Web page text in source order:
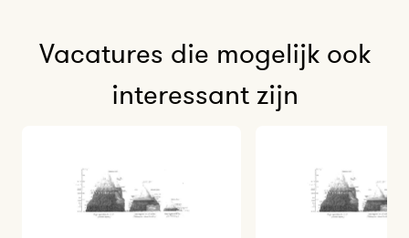
Vacatures die mogelijk ook
interessant zijn